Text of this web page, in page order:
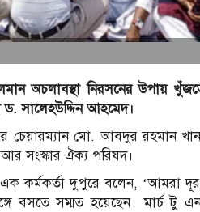
অচলাবস্থা নিরসনের উপায়
ড. সালেহউদ্দিন আহমেদ।
চেয়ারম্যান মো. আবদুর রহমান
সংস্কার ঐক্য পরিষদ।
কর্মকর্তা দুপুরে বলেন, ‘আমরা
বসতে সম্মত হয়েছেন। মার্চ টু